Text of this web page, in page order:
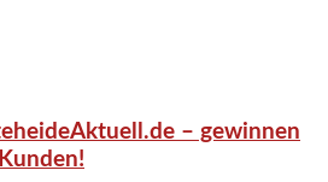
– gewinnen